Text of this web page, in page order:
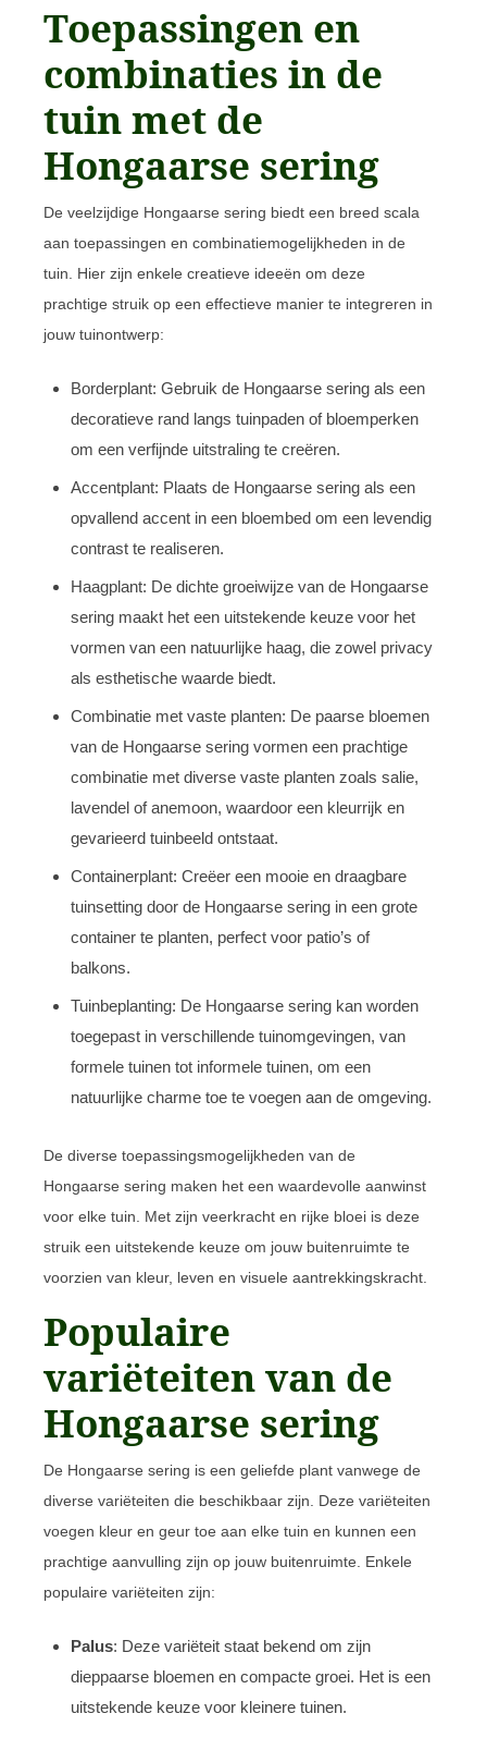
Toepassingen en
combinaties in de
tuin met de
Hongaarse sering
De veelzijdige Hongaarse sering biedt een breed scala
aan toepassingen en combinatiemogelijkheden in de
tuin. Hier zijn enkele creatieve ideeën om deze
prachtige struik op een effectieve manier te integreren in
jouw tuinontwerp:
Borderplant: Gebruik de Hongaarse sering als een
decoratieve rand langs tuinpaden of bloemperken
om een verfijnde uitstraling te creëren.
Accentplant: Plaats de Hongaarse sering als een
opvallend accent in een bloembed om een levendig
contrast te realiseren.
Haagplant: De dichte groeiwijze van de Hongaarse
sering maakt het een uitstekende keuze voor het
vormen van een natuurlijke haag, die zowel privacy
als esthetische waarde biedt.
Combinatie met vaste planten: De paarse bloemen
van de Hongaarse sering vormen een prachtige
combinatie met diverse vaste planten zoals salie,
lavendel of anemoon, waardoor een kleurrijk en
gevarieerd tuinbeeld ontstaat.
Containerplant: Creëer een mooie en draagbare
tuinsetting door de Hongaarse sering in een grote
container te planten, perfect voor patio’s of
balkons.
Tuinbeplanting: De Hongaarse sering kan worden
toegepast in verschillende tuinomgevingen, van
formele tuinen tot informele tuinen, om een
natuurlijke charme toe te voegen aan de omgeving.
De diverse toepassingsmogelijkheden van de
Hongaarse sering maken het een waardevolle aanwinst
voor elke tuin. Met zijn veerkracht en rijke bloei is deze
struik een uitstekende keuze om jouw buitenruimte te
voorzien van kleur, leven en visuele aantrekkingskracht.
Populaire
variëteiten van de
Hongaarse sering
De Hongaarse sering is een geliefde plant vanwege de
diverse variëteiten die beschikbaar zijn. Deze variëteiten
voegen kleur en geur toe aan elke tuin en kunnen een
prachtige aanvulling zijn op jouw buitenruimte. Enkele
populaire variëteiten zijn:
Palus: Deze variëteit staat bekend om zijn
dieppaarse bloemen en compacte groei. Het is een
uitstekende keuze voor kleinere tuinen.